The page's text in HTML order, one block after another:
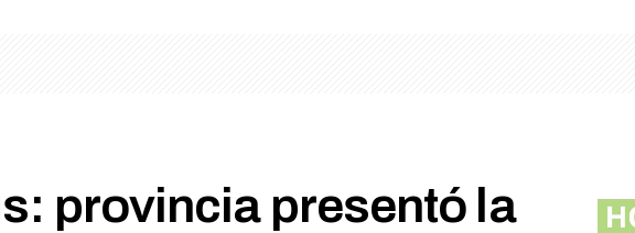
provincia presentó la